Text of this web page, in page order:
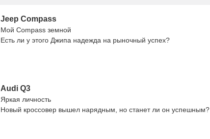
Jeep Compass
Мой Compass земной
Есть ли у этого Джипа надежда на рыночный успех?
Audi Q3
Яркая личность
Новый кроссовер вышел нарядным, но станет ли он успешным?